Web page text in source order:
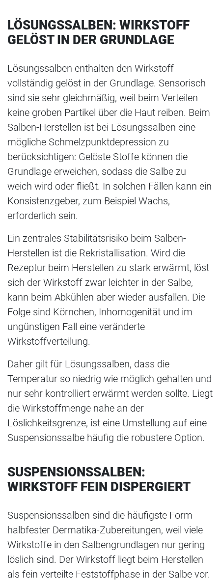
LÖSUNGSSALBEN: WIRKSTOFF
GELÖST IN DER GRUNDLAGE
Lösungssalben enthalten den Wirkstoff
vollständig gelöst in der Grundlage. Sensorisch
sind sie sehr gleichmäßig, weil beim Verteilen
keine groben Partikel über die Haut reiben. Beim
Salben-Herstellen ist bei Lösungssalben eine
mögliche Schmelzpunktdepression zu
berücksichtigen: Gelöste Stoffe können die
Grundlage erweichen, sodass die Salbe zu
weich wird oder fließt. In solchen Fällen kann ein
Konsistenzgeber, zum Beispiel Wachs,
erforderlich sein.
Ein zentrales Stabilitätsrisiko beim Salben-
Herstellen ist die Rekristallisation. Wird die
Rezeptur beim Herstellen zu stark erwärmt, löst
sich der Wirkstoff zwar leichter in der Salbe,
kann beim Abkühlen aber wieder ausfallen. Die
Folge sind Körnchen, Inhomogenität und im
ungünstigen Fall eine veränderte
Wirkstoffverteilung.
Daher gilt für Lösungssalben, dass die
Temperatur so niedrig wie möglich gehalten und
nur sehr kontrolliert erwärmt werden sollte. Liegt
die Wirkstoffmenge nahe an der
Löslichkeitsgrenze, ist eine Umstellung auf eine
Suspensionssalbe häufig die robustere Option.
SUSPENSIONSSALBEN:
WIRKSTOFF FEIN DISPERGIERT
Suspensionssalben sind die häufigste Form
halbfester Dermatika-Zubereitungen, weil viele
Wirkstoffe in den Salbengrundlagen nur gering
löslich sind. Der Wirkstoff liegt beim Herstellen
als fein verteilte Feststoffphase in der Salbe vor.